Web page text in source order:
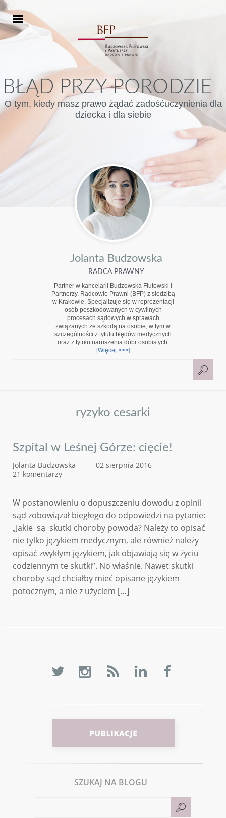
BŁĄD PRZY PORODZIE
O tym, kiedy masz prawo żądać zadośćuczynienia dla
dziecka i dla siebie
Jolanta Budzowska
RADCA PRAWNY
Partner w kancelarii Budzowska Fiutowski i
Partnerzy. Radcowie Prawni (BFP) z siedzibą
w Krakowie. Specjalizuje się w reprezentacji
osób poszkodowanych w cywilnych
procesach sądowych w sprawach
związanych ze szkodą na osobie, w tym w
szczególności z tytułu błędów medycznych
oraz z tytułu naruszenia dóbr osobistych.
[Więcej >>>]
ryzyko cesarki
Szpital w Leśnej Górze: cięcie!
Jolanta Budzowska
02 sierpnia 2016
21 komentarzy
W postanowieniu o dopuszczeniu dowodu z opinii
sąd zobowiązał biegłego do odpowiedzi na pytanie:
„Jakie są skutki choroby powoda? Należy to opisać
nie tylko językiem medycznym, ale również należy
opisać zwykłym językiem, jak objawiają się w życiu
codziennym te skutki”. No właśnie. Nawet skutki
choroby sąd chciałby mieć opisane językiem
potocznym, a nie z użyciem […]
SZUKAJ NA BLOGU